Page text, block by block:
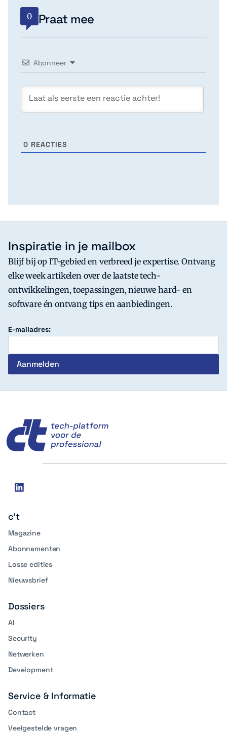
0 Praat mee
Abonneer
0 REACTIES
Inspiratie in je mailbox
Blijf bij op IT-gebied en verbreed je expertise. Ontvang
elke week artikelen over de laatste tech-
ontwikkelingen, toepassingen, nieuwe hard- en
software én ontvang tips en aanbiedingen.
E-mailadres:
Social
linkedin
c't
Magazine
Abonnementen
Losse edities
Nieuwsbrief
Dossiers
AI
Security
Netwerken
Development
Service & Informatie
Contact
Veelgestelde vragen